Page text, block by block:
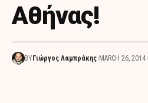
Αθήνας!
BY Γιώργος Λαμπράκης MARCH 26, 2014